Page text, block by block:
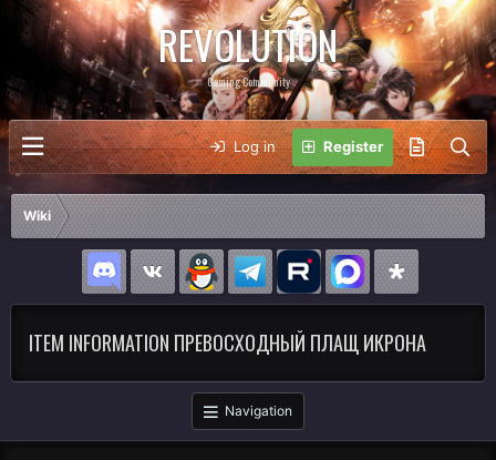
REVOLUTION
Gaming Community
Log in Register
Wiki
ITEM INFORMATION ПРЕВОСХОДНЫЙ ПЛАЩ ИКРОНА
Navigation